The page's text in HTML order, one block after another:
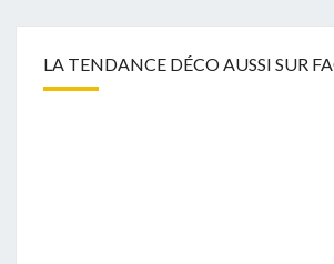
LA TENDANCE DÉCO AUSSI SUR